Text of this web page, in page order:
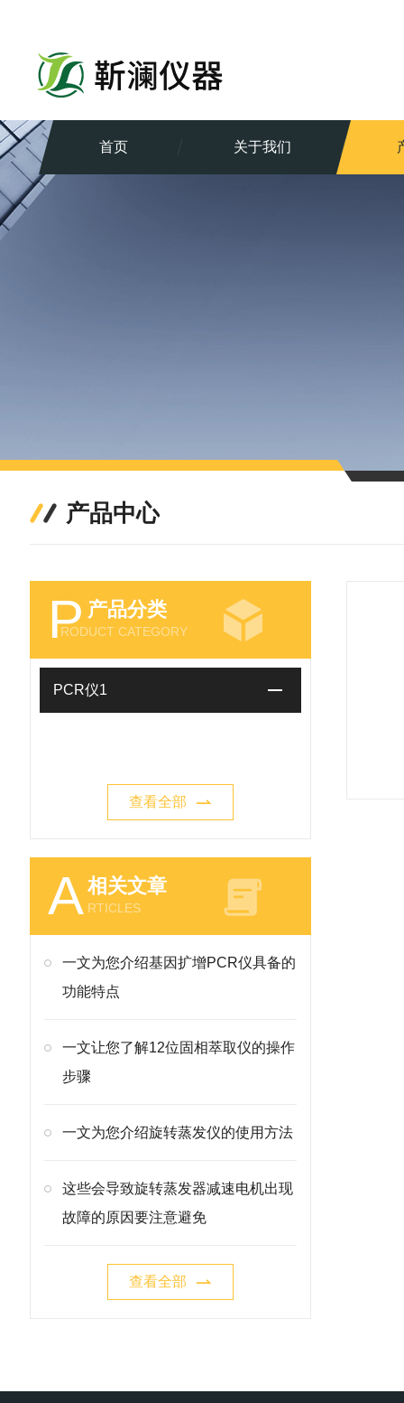
首页 关于我们
产品中心
P 产品分类
RODUCT CATEGORY
PCR仪1
查看全部
A相关文章
RTICLES
一文为您介绍基因扩增PCR仪具备的
功能特点
一文让您了解12位固相萃取仪的操作
步骤
一文为您介绍旋转蒸发仪的使用方法
这些会导致旋转蒸发器减速电机出现
故障的原因要注意避免
查看全部